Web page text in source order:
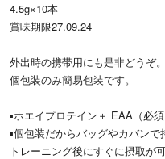
4.5g×10本
賞味期限27.09.24
外出時の携帯用にも是非どうぞ。
個包装のみ簡易包装です。
▪ホエイプロテイン＋ EAA（必
▪個包装だからバッグやカバン
トレーニング後にすぐに摂取が